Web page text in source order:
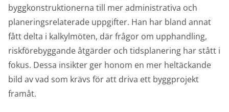
byggkonstruktionerna till mer administrativa och
planeringsrelaterade uppgifter. Han har bland annat
fått delta i kalkylmöten, där frågor om upphandling,
riskförebyggande åtgärder och tidsplanering har stått i
fokus. Dessa insikter ger honom en mer heltäckande
bild av vad som krävs för att driva ett byggprojekt
framåt.